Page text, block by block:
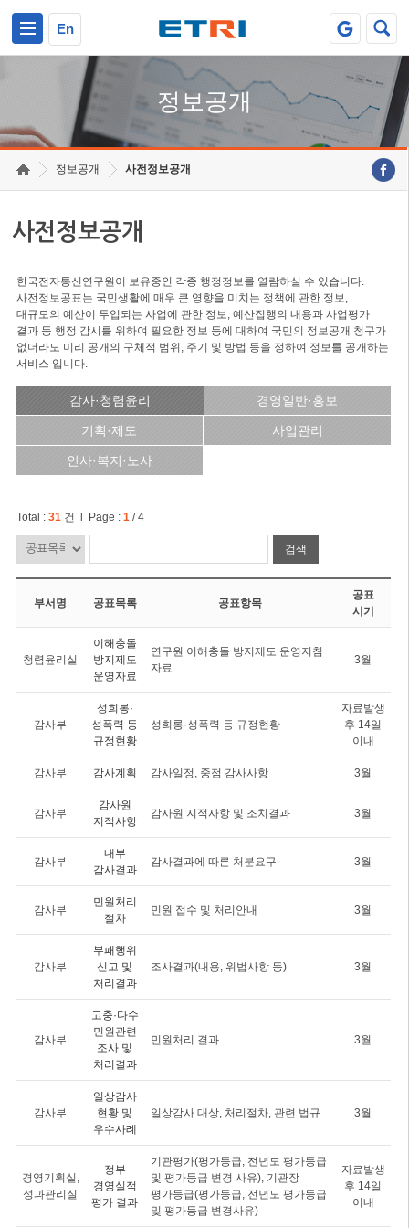
En
정보공개
정보공개 사전정보공개
사전정보공개
한국전자통신연구원이 보유중인 각종 행정정보를 열람하실 수 있습니다.
사전정보공표는 국민생활에 매우 큰 영향을 미치는 정책에 관한 정보,
대규모의 예산이 투입되는 사업에 관한 정보, 예산집행의 내용과 사업평가
결과 등 행정 감시를 위하여 필요한 정보 등에 대하여 국민의 정보공개 청구가
없더라도 미리 공개의 구체적 범위, 주기 및 방법 등을 정하여 정보를 공개하는
서비스 입니다.
감사·청렴윤리 경영일반·홍보
기획·제도 사업관리
인사·복지·노사
Total : 31건 l Page : 1/ 4
검색
부서명 공표목록 공표항목
공표
시기
청렴윤리실
이해충돌
방지제도
운영자료
연구원 이해충돌 방지제도 운영지침
자료
3월
감사부
성희롱·
성폭력 등
규정현황
성희롱·성폭력 등 규정현황
자료발생
후 14일
이내
감사부 감사계획 감사일정, 중점 감사사항 3월
감사부
감사원
지적사항
감사원 지적사항 및 조치결과 3월
감사부
내부
감사결과
감사결과에 따른 처분요구 3월
감사부
민원처리
절차
민원 접수 및 처리안내 3월
감사부
부패행위
신고 및
처리결과
조사결과(내용, 위법사항 등) 3월
감사부
고충·다수
민원관련
조사 및
처리결과
민원처리 결과 3월
감사부
일상감사
현황 및
우수사례
일상감사 대상, 처리절차, 관련 법규 3월
경영기획실,
성과관리실
정부
경영실적
평가 결과
기관평가(평가등급, 전년도 평가등급
및 평가등급 변경 사유), 기관장
평가등급(평가등급, 전년도 평가등급
및 평가등급 변경사유)
자료발생
후 14일
이내